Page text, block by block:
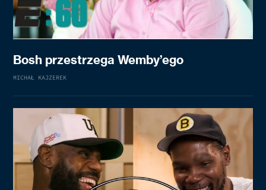
Bosh przestrzega Wemby’ego
MICHAŁ KAJZEREK